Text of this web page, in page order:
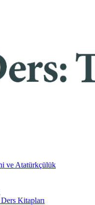
ve Atatürkçülük
Kitapları